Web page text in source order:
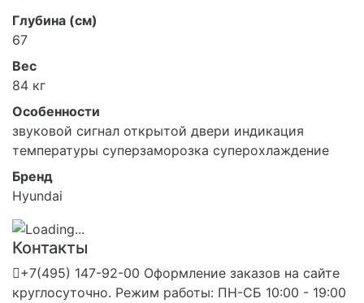
Глубина (см)
67
Вес
84 кг
Особенности
звуковой сигнал открытой двери индикация
температуры суперзаморозка суперохлаждение
Бренд
Hyundai
Контакты
+7(495) 147-92-00 Оформление заказов на сайте
круглосуточно. Режим работы: ПН-СБ 10:00 - 19:00